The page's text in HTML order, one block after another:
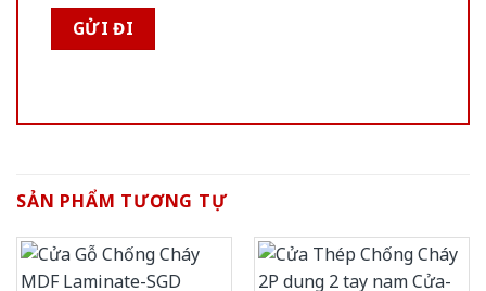
SẢN PHẨM TƯƠNG TỰ